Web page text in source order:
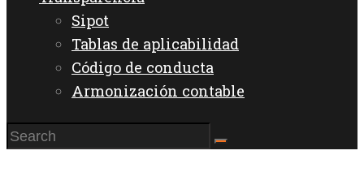
Sipot
Tablas de aplicabilidad
Código de conducta
Armonización contable